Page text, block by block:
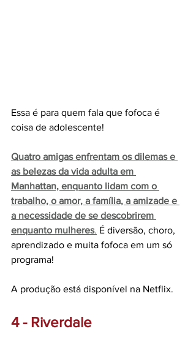
Essa é para quem fala que fofoca é
coisa de adolescente!
Quatro amigas enfrentam os dilemas e
as belezas da vida adulta em
Manhattan, enquanto lidam com o
trabalho, o amor, a família, a amizade e
a necessidade de se descobrirem
enquanto mulheres. É diversão, choro,
aprendizado e muita fofoca em um só
programa!
A produção está disponível na Netflix.
4 - Riverdale